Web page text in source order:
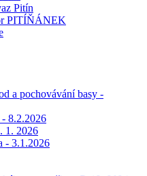
Pitín
PITÍŇÁNEK
a pochovávání basy -
8.2.2026
1. 2026
- 3.1.2026